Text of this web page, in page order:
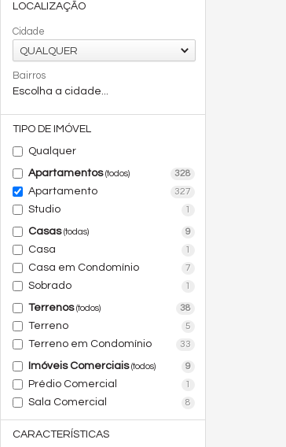
LOCALIZAÇÃO
Cidade
QUALQUER
Bairros
Escolha a cidade...
TIPO DE IMÓVEL
Qualquer
Apartamentos(todos) 328
Apartamento 327
Studio 1
Casas(todas) 9
Casa 1
Casa em Condomínio 7
Sobrado 1
Terrenos(todos) 38
Terreno 5
Terreno em Condomínio 33
Imóveis Comerciais(todos) 9
Prédio Comercial 1
Sala Comercial 8
CARACTERÍSTICAS